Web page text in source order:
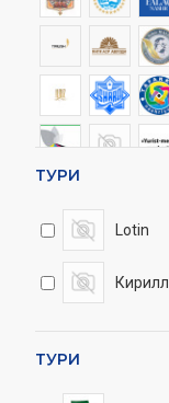
ТУРИ
Lotin
Кирилл
ТУРИ